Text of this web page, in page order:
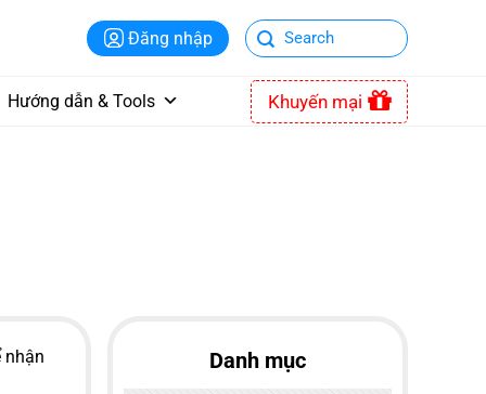
Đăng nhập
Hướng dẫn & Tools Khuyến mại
nhận Danh mục